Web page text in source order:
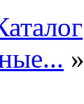
»